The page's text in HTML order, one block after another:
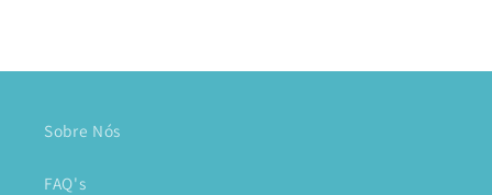
Sobre Nós
FAQ's